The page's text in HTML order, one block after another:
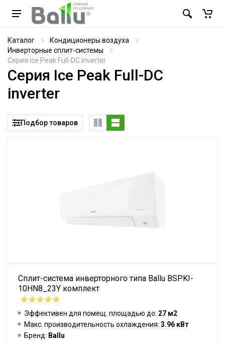
Каталог
Кондиционеры воздуха
Инверторные сплит-системы
Серия Ice Peak Full-DC inverter
Серия Ice Peak Full-DC
inverter
Подбор товаров
Сплит-система инверторного типа Ballu BSPKI-
10HN8_23Y комплект
Эффективен для помещ. площадью до: 27 м2
Макс. производительность охлаждения: 3.96 кВт
Бренд: Ballu